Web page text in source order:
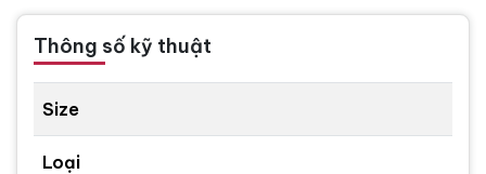
Thông số kỹ thuật
Size
Loại